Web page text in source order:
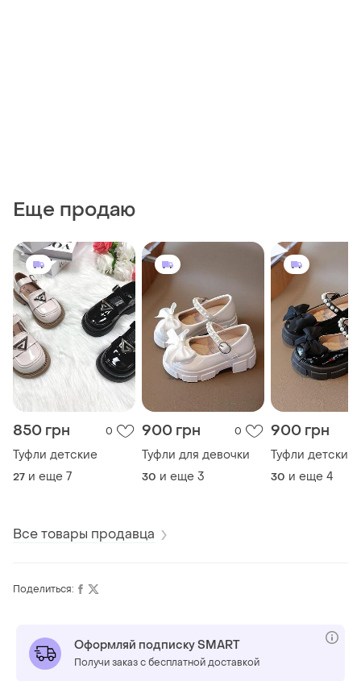
Еще продаю
850 грн 0
Туфли детские
27 и еще 7
900 грн 0
Туфли для девочки
30 и еще 3
900 грн
Туфли детские
30 и еще 4
Все товары продавца
Поделиться:
Оформляй подписку SMART
Получи заказ с бесплатной доставкой